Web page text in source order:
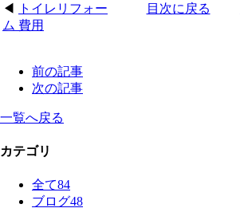
◀
トイレリフォー
ム 費用
目次に戻る
前の記事
次の記事
一覧へ戻る
カテゴリ
全て84
ブログ48